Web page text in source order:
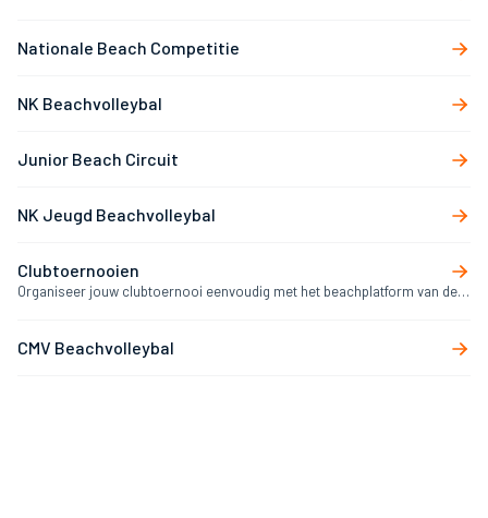
Nationale Beach Competitie
NK Beachvolleybal
Junior Beach Circuit
NK Jeugd Beachvolleybal
Clubtoernooien
Organiseer jouw clubtoernooi eenvoudig met het beachplatform van de
CMV Beachvolleybal